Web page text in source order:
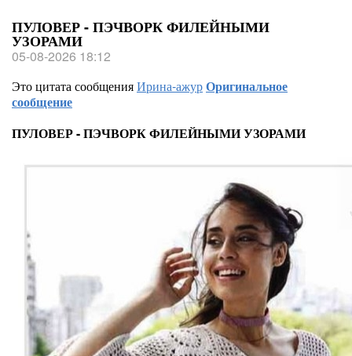
ПУЛОВЕР - ПЭЧВОРК ФИЛЕЙНЫМИ
УЗОРАМИ
05-08-2026 18:12
Это цитата сообщенияИрина-ажурОригинальное
сообщение
ПУЛОВЕР - ПЭЧВОРК ФИЛЕЙНЫМИ УЗОРАМИ